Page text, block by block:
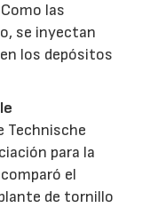
las
se inyectan
los depósitos
Technische
para la
el
de tornillo